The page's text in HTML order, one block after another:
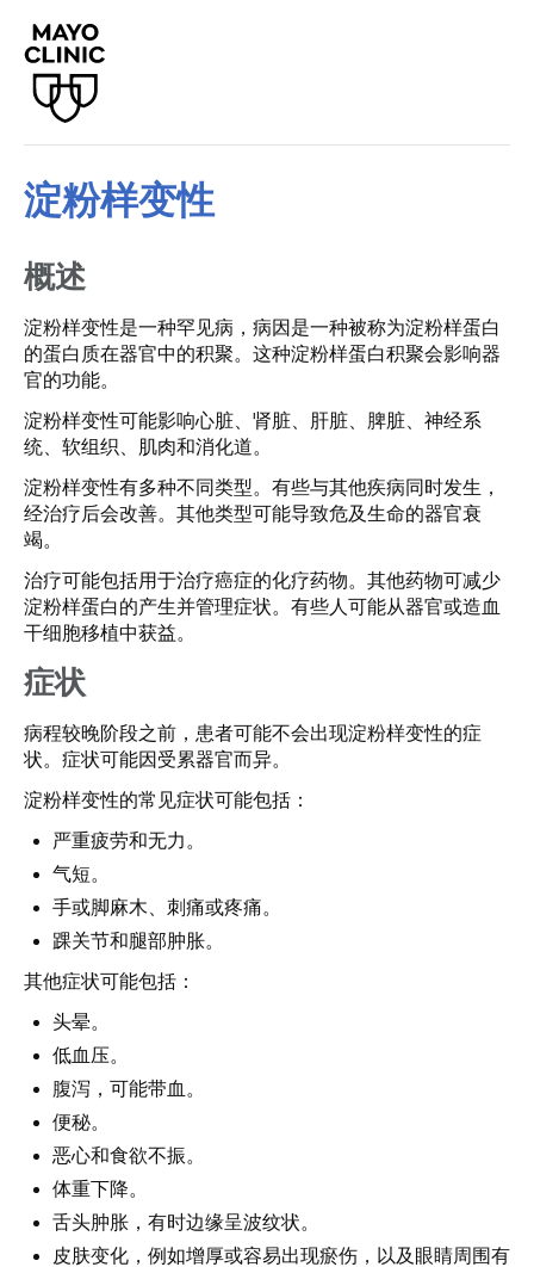
淀粉样变性
概述
淀粉样变性是一种罕见病，病因是一种被称为淀粉样蛋白
的蛋白质在器官中的积聚。这种淀粉样蛋白积聚会影响器
官的功能。
淀粉样变性可能影响心脏、肾脏、肝脏、脾脏、神经系
统、软组织、肌肉和消化道。
淀粉样变性有多种不同类型。有些与其他疾病同时发生，
经治疗后会改善。其他类型可能导致危及生命的器官衰
竭。
治疗可能包括用于治疗癌症的化疗药物。其他药物可减少
淀粉样蛋白的产生并管理症状。有些人可能从器官或造血
干细胞移植中获益。
症状
病程较晚阶段之前，患者可能不会出现淀粉样变性的症
状。症状可能因受累器官而异。
淀粉样变性的常见症状可能包括：
严重疲劳和无力。
气短。
手或脚麻木、刺痛或疼痛。
踝关节和腿部肿胀。
其他症状可能包括：
头晕。
低血压。
腹泻，可能带血。
便秘。
恶心和食欲不振。
体重下降。
舌头肿胀，有时边缘呈波纹状。
皮肤变化，例如增厚或容易出现瘀伤，以及眼睛周围有